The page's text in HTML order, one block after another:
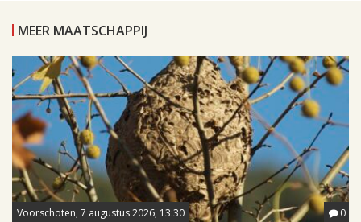
MEER MAATSCHAPPIJ
Voorschoten, 7 augustus 2026, 13:30 0